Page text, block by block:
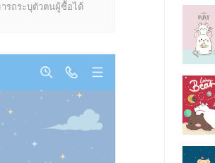
รถระบุตัวตนผู้ซื้อได้